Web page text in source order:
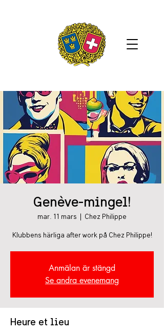
Genève-mingel!
mar. 11 mars Chez Philippe
Klubbens härliga after work på Chez Philippe!
Anmälan är stängd
Se andra evenemang
Heure et lieu